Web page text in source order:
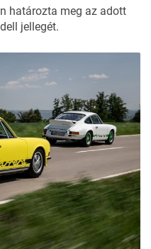
határozta meg az adott
jellegét.